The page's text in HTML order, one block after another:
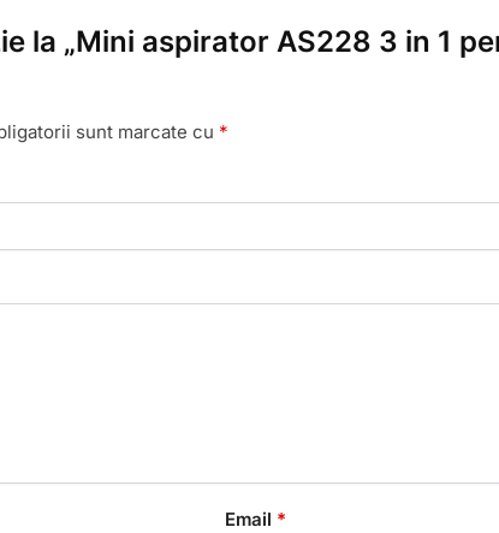
la „Mini aspirator AS228 3 in 1
sunt marcate cu *
Email *